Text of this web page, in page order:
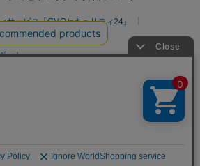
サービス「GMOセキュリティ24」
イトリスク診断
ット
）